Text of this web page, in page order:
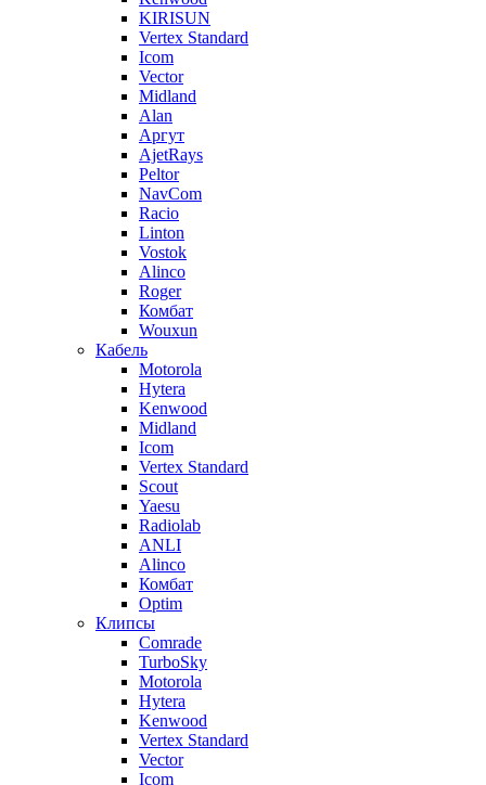
KIRISUN
Vertex Standard
Icom
Vector
Midland
Alan
Аргут
AjetRays
Peltor
NavCom
Racio
Linton
Vostok
Alinco
Roger
Комбат
Wouxun
Кабель
Motorola
Hytera
Kenwood
Midland
Icom
Vertex Standard
Scout
Yaesu
Radiolab
ANLI
Alinco
Комбат
Optim
Клипсы
Comrade
TurboSky
Motorola
Hytera
Kenwood
Vertex Standard
Vector
Icom